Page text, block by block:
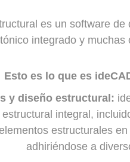
es un software
integrado y
Esto es lo que es
y diseño estructural:
estructural integral,
estructurales
adhiriéndose a